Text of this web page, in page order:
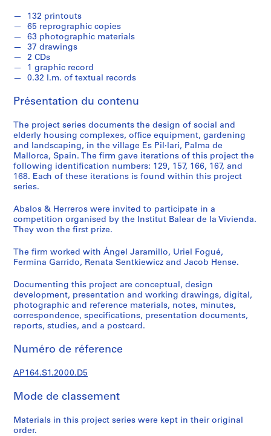
h
i
t
e
c
t
r
l
p
r
o
j
e
c
t
s
1
9
5
3
-
2
0
0
AP164.S1
P
o
132 printouts
65 reprographic copies
63 photographic materials
37 drawings
2 CDs
1 graphic record
0.32 l.m. of textual records
Présentation du contenu
The project series documents the design of social and
elderly housing complexes, office equipment, gardening
and landscaping, in the village Es Pil·lari, Palma de
Mallorca, Spain. The firm gave iterations of this project the
following identification numbers: 129, 157, 166, 167, and
168. Each of these iterations is found within this project
series.
Abalos & Herreros were invited to participate in a
competition organised by the Institut Balear de la Vivienda.
They won the first prize.
The firm worked with Ángel Jaramillo, Uriel Fogué,
Fermina Garrído, Renata Sentkiewicz and Jacob Hense.
Documenting this project are conceptual, design
development, presentation and working drawings, digital,
photographic and reference materials, notes, minutes,
correspondence, specifications, presentation documents,
reports, studies, and a postcard.
Numéro de réference
AP164.S1.2000.D5
Mode de classement
Materials in this project series were kept in their original
order.